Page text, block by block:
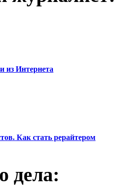
из Интернета
Как стать рерайтером
дела: